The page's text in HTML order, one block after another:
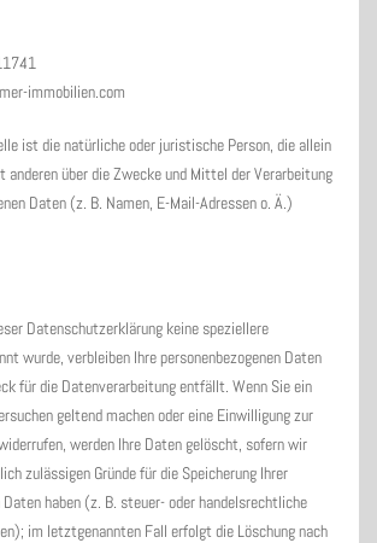
immobilien.com
ist die natürliche oder juristische Person, die allein
anderen über die Zwecke und Mittel der Verarbeitung
Daten (z. B. Namen, E-Mail-Adressen o. Ä.)
Datenschutzerklärung keine speziellere
wurde, verbleiben Ihre personenbezogenen Daten
für die Datenverarbeitung entfällt. Wenn Sie ein
geltend machen oder eine Einwilligung zur
werden Ihre Daten gelöscht, sofern wir
zulässigen Gründe für die Speicherung Ihrer
Daten haben (z. B. steuer- oder handelsrechtliche
im letztgenannten Fall erfolgt die Löschung nach